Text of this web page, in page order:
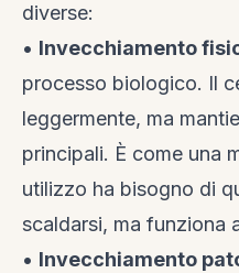
diverse:
• Invecchiamento
processo biologico. Il
leggermente, ma
principali. È come una
utilizzo ha bisogno di
scaldarsi, ma funziona
• Invecchiamento